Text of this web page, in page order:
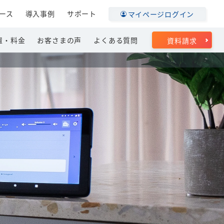
・料金 お客さまの声 よくある質問 資料請求
ス 導入事例 サポート マイページログイン